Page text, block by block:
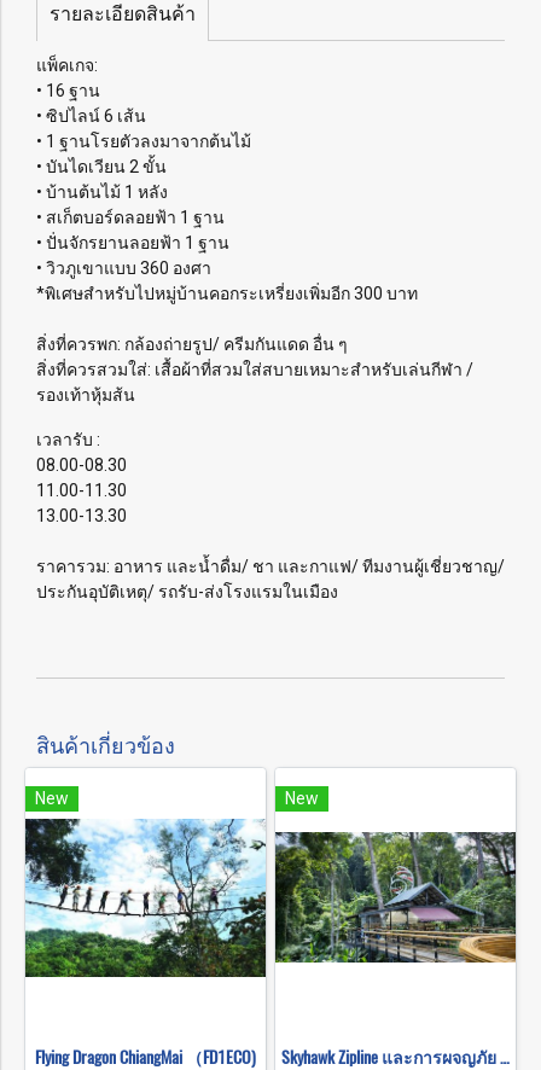
รายละเอียดสินค้า
แพ็คเกจ:
• 16 ฐาน
• ซิปไลน์ 6 เส้น
• 1 ฐานโรยตัวลงมาจากต้นไม้
• บันไดเวียน 2 ขั้น
• บ้านต้นไม้ 1 หลัง
• สเก็ตบอร์ดลอยฟ้า 1 ฐาน
• ปั่นจักรยานลอยฟ้า 1 ฐาน
• วิวภูเขาแบบ 360 องศา
*พิเศษสำหรับไปหมู่บ้านคอกระเหรี่ยงเพิ่มอีก 300 บาท
สิ่งที่ควรพก: กล้องถ่ายรูป/ ครีมกันแดด อื่น ๆ
สิ่งที่ควรสวมใส่: เสื้อผ้าที่สวมใส่สบายเหมาะสำหรับเล่นกีฬา /
รองเท้าหุ้มส้น
เวลารับ :
08.00-08.30
11.00-11.30
13.00-13.30
ราคารวม: อาหาร และน้ำดื่ม/ ชา และกาแฟ/ ทีมงานผู้เชี่ยวชาญ/
ประกันอุบัติเหตุ/ รถรับ-ส่งโรงแรมในเมือง
สินค้าเกี่ยวข้อง
New
Flying Dragon ChiangMai （FD1ECO)
New
Skyhawk Zipline และการผจญภัย ATV (FULL COURSE)